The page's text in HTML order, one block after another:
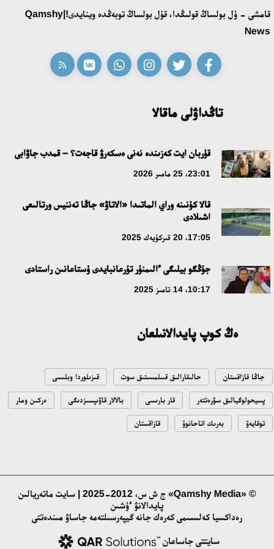
قونايەۆ قالاسىنىڭ اكىمى «سلاۆيان بازارى» بايقاۋىنىڭ جەڭىمپازى
اقەركە امالياتتى قابىلدادى
قازاق تىلىندەگى «قۇت» كونسەپتىسىنىڭ لينگۆومادەني سيپاتى
18:59، 20 شىلدە 2026
مە؟
18:16، 20 شىلدە 2026
ۇلتتىق ءارحيۆتىڭ اشىلعانىنا 20 جىل: نەگىزگى جەتىستىكتەرى مەن
دامۋ باعىتى
مەملەكەت باسشىسى كوبەيتۇز كولىنىڭ جاي-كۇيىنە نازار اۋداردى
التىن وردا تاريحىن وقىتۋدىڭ يننوۆاسيالىق تاسىلدەرى ەنگىزىلەدى
10:28، 15 شىلدە 2026
«تازا قازاقستان» اياسىندا شالكودەدە 7 تونناعا جۋىق قوقىس
جينالدى: رايىمبەك اۋدانىنداعى ەتنوفەستيۆال ەكولوگيالىق
مادەنيەتتىڭ ۇلگىسىن كورسەتتى
قامشى - ۇل بولساڭ قولىڭدا، قۇل بولساڭ توبەڭدە وينايدى!|Qamshy
News
تاڭداۋلى ماقالا
قۇربان ايت كەزىندە نەنى ەسكەرۋ قاجەت؟ – قمدب جاۋابى
23:01، 25 مامىر 2026
قالا كۇنىنە وراي الماتىدا «الاتاۋ» جاڭا تەننيس ورتالىعى
اشىلادى
17:05، 20 قىركۇيەك 2025
جۇڭگو بيلىگى ءالىمنۇر تۇرعانبايدى ۇستاعانىن راستادى
10:17، 14 تامىز 2025
ەڭ كوپ پايدالانىلعان
جاڭا قازاقستان حالىقارالىق قىىلمىستىق سوت قىزىلوردا وبلىسى
پسيحولوگيالىق سۋرەتتەر قار بارىسى بالالار قاۋىپسىزدىگى ەركىن ومار
توقايەۆ بەرىك اتاحانوۆ قازاقستان
© «Qamshy Media» ج ش س، 2012-2025 | سايت ماتەريالىن
پايدالانۋ ءۇشىن
رەداكسيا كەلىسىمى كەرەك جانە گيپەرسىلتەمە جاساۋ مىندەتتى
سايتتى جاساعان